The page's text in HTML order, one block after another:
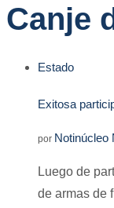
Canje
Estado
Exitosa
por Notinúcleo
Luego de
de armas de